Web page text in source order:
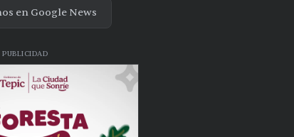
en Google News
PUBLICIDAD